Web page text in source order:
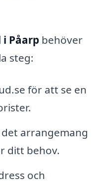
Påarp behöver
steg:
för att se en
arrangemang
ditt behov.
och